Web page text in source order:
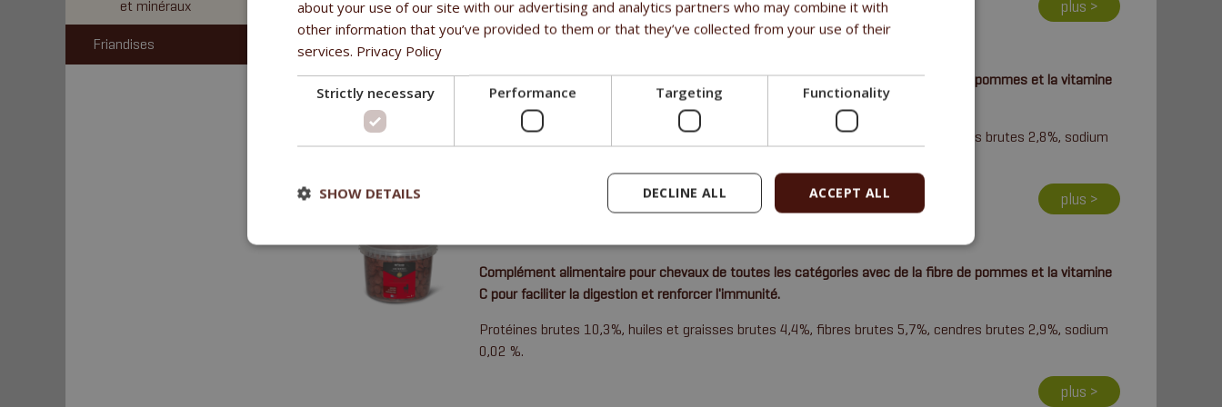
et minéraux
Friandises
plus >
CARROT CROQUETTES WITH VITAMIN E
Complément alimentaire pour chevaux de toutes les catégories avec de la fibre de pommes et la vitamine
C pour faciliter la digestion et renforcer l'immunité.
Protéines brutes 10,6%, huiles et graisses brutes 4,7%, fibres brutes 5,1%, cendres brutes 2,8%, sodium
plus >
Complément alimentaire pour chevaux de toutes les catégories avec de la fibre de pommes et la vitamine
C pour faciliter la digestion et renforcer l'immunité.
Protéines brutes 10,3%, huiles et graisses brutes 4,4%, fibres brutes 5,7%, cendres brutes 2,9%, sodium
0,02 %.
plus >
about your use of our site with our advertising and analytics partners who may combine it with
other information that you’ve provided to them or that they’ve collected from your use of their
services. Privacy Policy
Strictly necessary Performance Targeting Functionality
ACCEPT ALL
DECLINE ALL
SHOW DETAILS